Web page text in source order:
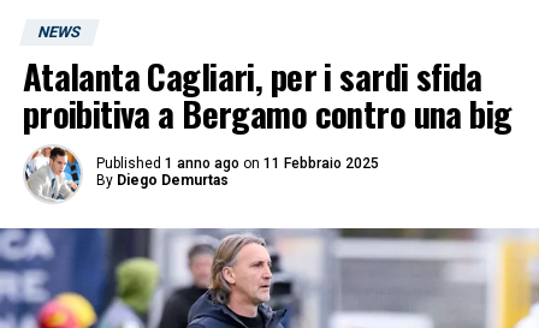
NEWS
Atalanta Cagliari, per i sardi sfida
proibitiva a Bergamo contro una big
Published 1 anno ago on 11 Febbraio 2025
By Diego Demurtas